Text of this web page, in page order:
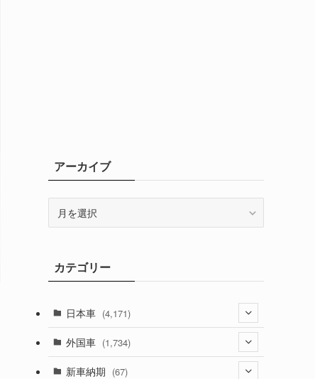
アーカイブ
ブカテゴリー
日本車 (4,171)
(1,321)
(329)
外国車 (1,734)
新車納期 (67)